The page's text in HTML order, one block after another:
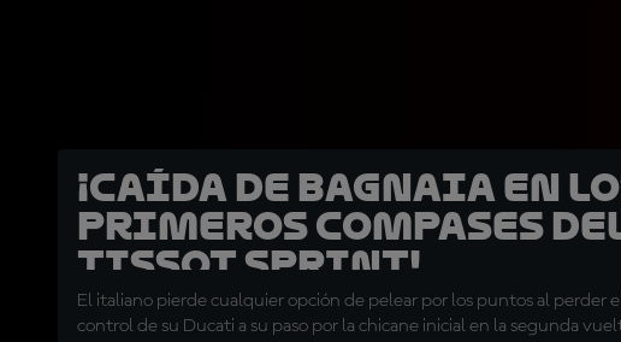
¡Caída de Bagnaia en
primeros compases
Tissot Sprint!
El italiano pierde cualquier opción de pelear por los puntos al perder
control de su Ducati a su paso por la chicane inicial en la segunda